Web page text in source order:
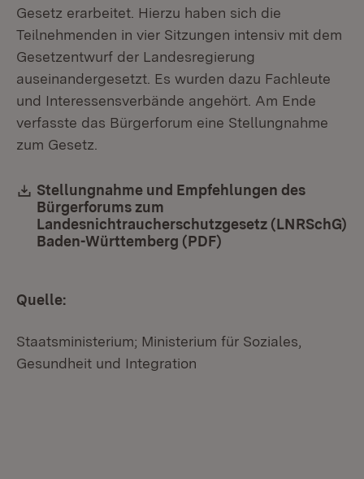
Gesetz erarbeitet. Hierzu haben sich die
Teilnehmenden in vier Sitzungen intensiv mit dem
Gesetzentwurf der Landesregierung
auseinandergesetzt. Es wurden dazu Fachleute
und Interessensverbände angehört. Am Ende
verfasste das Bürgerforum eine Stellungnahme
zum Gesetz.
Download:
Stellungnahme und Empfehlungen des
Bürgerforums zum
Landesnichtraucherschutzgesetz (LNRSchG)
Baden-Württemberg (PDF)
Quelle:
Staatsministerium; Ministerium für Soziales,
Gesundheit und Integration